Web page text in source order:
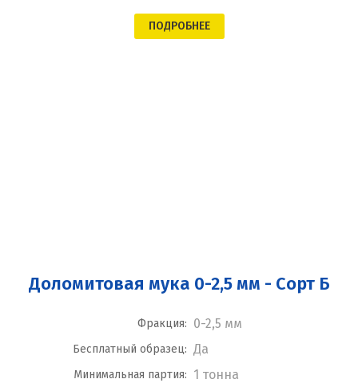
ПОДРОБНЕЕ
Доломитовая мука 0-2,5 мм - Сорт Б
Фракция: 0-2,5 мм
Бесплатный образец: Да
Минимальная партия: 1 тонна